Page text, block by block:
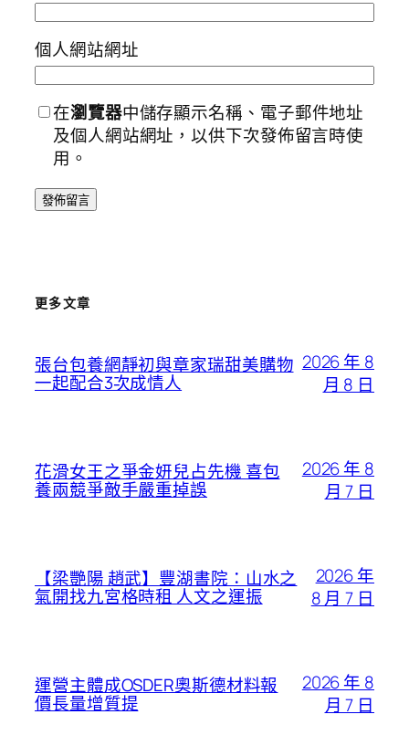
個人網站網址
在瀏覽器中儲存顯示名稱、電子郵件地址
及個人網站網址，以供下次發佈留言時使
用。
更多文章
張台包養網靜初與章家瑞甜美購物
一起配合3次成情人
2026 年 8
月 8 日
花滑女王之爭金妍兒占先機 喜包
養兩競爭敵手嚴重掉誤
2026 年 8
月 7 日
【梁艷陽 趙武】豐湖書院：山水之
氣開找九宮格時租 人文之運振
2026 年
8 月 7 日
運營主體成OSDER奧斯德材料報
價長量增質提
2026 年 8
月 7 日